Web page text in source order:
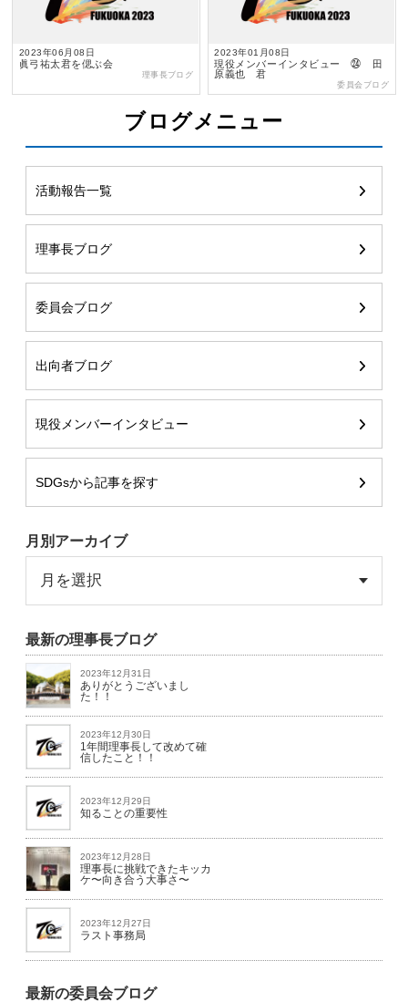
2023年06月08日
眞弓祐太君を偲ぶ会
理事長ブログ
2023年01月08日
現役メンバーインタビュー ㉔ 田
原義也 君
委員会ブログ
ブログメニュー
活動報告一覧
理事長ブログ
委員会ブログ
出向者ブログ
現役メンバーインタビュー
SDGsから記事を探す
月別アーカイブ
最新の理事長ブログ
2023年12月31日
ありがとうございまし
た！！
2023年12月30日
1年間理事長して改めて確
信したこと！！
2023年12月29日
知ることの重要性
2023年12月28日
理事長に挑戦できたキッカ
ケ〜向き合う大事さ〜
2023年12月27日
ラスト事務局
最新の委員会ブログ